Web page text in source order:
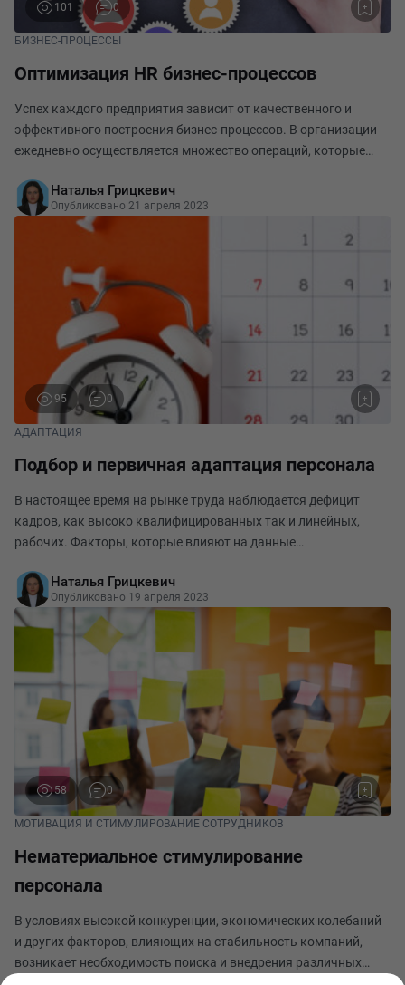
101 0
БИЗНЕС-ПРОЦЕССЫ
Оптимизация HR бизнес-процессов
Успех каждого предприятия зависит от качественного и
эффективного построения бизнес-процессов. В организации
ежедневно осуществляется множество операций, которые
компании. Неправильно выстроенные процессы приводя
Наталья Грицкевич
Опубликовано 21 апреля 2023
95 0
АДАПТАЦИЯ
Подбор и первичная адаптация персонала
В настоящее время на рынке труда наблюдается дефицит
кадров, как высоко квалифицированных так и линейных,
рабочих. Факторы, которые влияют на данные
политические, географические и демографические условия.
Наталья Грицкевич
Опубликовано 19 апреля 2023
58 0
МОТИВАЦИЯ И СТИМУЛИРОВАНИЕ СОТРУДНИКОВ
Нематериальное стимулирование
персонала
В условиях высокой конкуренции, экономических колебаний
и других факторов, влияющих на стабильность компаний,
возникает необходимость поиска и внедрения различных